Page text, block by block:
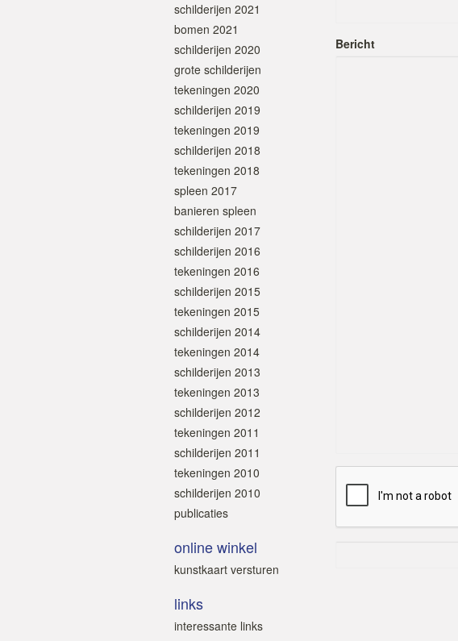
Bericht
schilderijen 2021
bomen 2021
schilderijen 2020
grote schilderijen
tekeningen 2020
schilderijen 2019
tekeningen 2019
schilderijen 2018
tekeningen 2018
spleen 2017
banieren spleen
schilderijen 2017
schilderijen 2016
tekeningen 2016
schilderijen 2015
tekeningen 2015
schilderijen 2014
tekeningen 2014
schilderijen 2013
tekeningen 2013
schilderijen 2012
tekeningen 2011
schilderijen 2011
tekeningen 2010
schilderijen 2010
publicaties
online winkel
kunstkaart versturen
links
interessante links